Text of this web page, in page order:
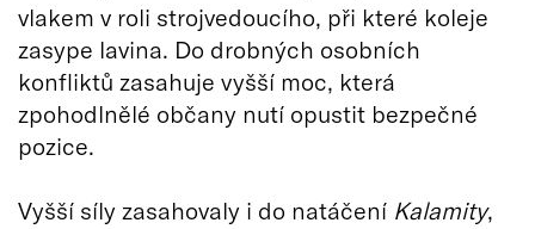
vlakem v roli strojvedoucího, při které koleje
zasype lavina. Do drobných osobních
konfliktů zasahuje vyšší moc, která
zpohodlnělé občany nutí opustit bezpečné
pozice.
Vyšší síly zasahovaly i do natáčení Kalamity,